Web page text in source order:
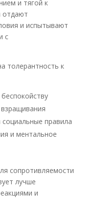
и тягой к
отдают
и испытывают
с
толерантность к
правила
и ментальное
сопротивляемости
лучше
и